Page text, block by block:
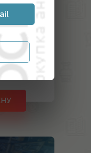
оценку, в
наш